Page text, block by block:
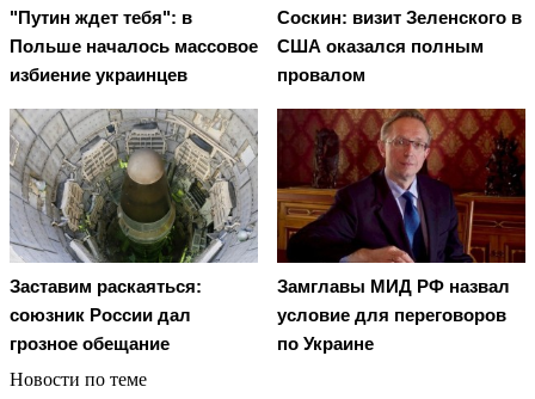
"Путин ждет тебя": в
Польше началось массовое
избиение украинцев
Соскин: визит Зеленского в
США оказался полным
провалом
Заставим раскаяться:
союзник России дал
грозное обещание
Замглавы МИД РФ назвал
условие для переговоров
по Украине
Новости по теме